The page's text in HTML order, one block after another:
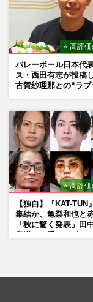
⭐ 高評
バレーボール日本代
ス・西田有志が投稿
古賀紗理那との“ラブ
判殺到の理由
⭐ 高評
【独自】『KAT-TUN
集結か、亀梨和也と
「秋に驚く発表」田